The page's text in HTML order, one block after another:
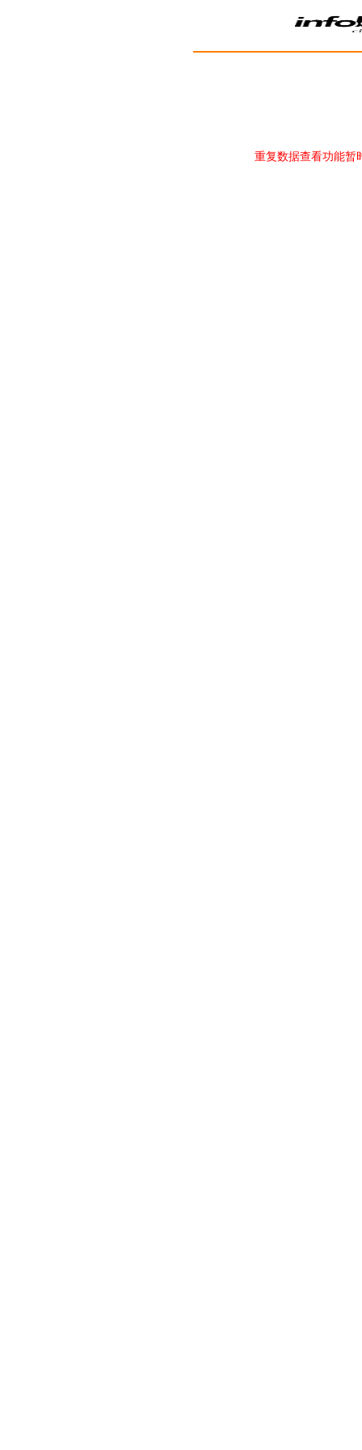
重复数据查看功能暂